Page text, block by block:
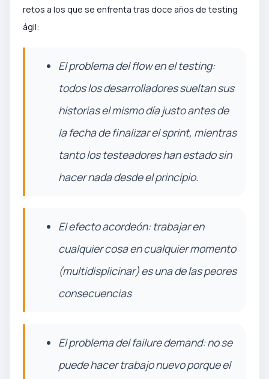
retos a los que se enfrenta tras doce años de testing
ágil:
El problema del flow en el testing:
todos los desarrolladores sueltan sus
historias el mismo día justo antes de
la fecha de finalizar el sprint, mientras
tanto los testeadores han estado sin
hacer nada desde el principio.
El efecto acordeón: trabajar en
cualquier cosa en cualquier momento
(multidisplicinar) es una de las peores
consecuencias
El problema del failure demand: no se
puede hacer trabajo nuevo porque el